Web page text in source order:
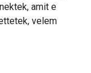
amit e
velem